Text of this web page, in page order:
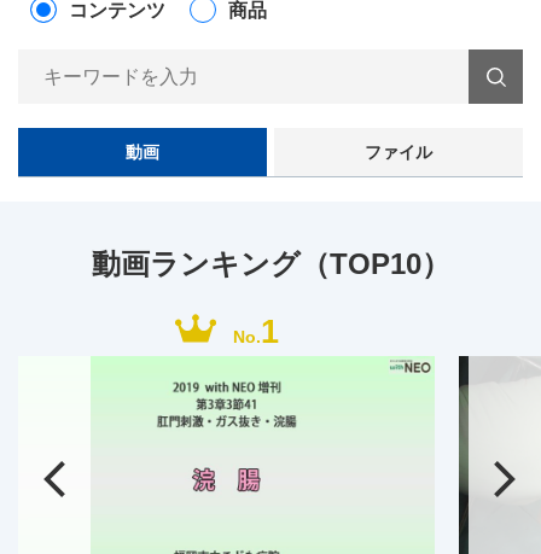
コンテンツ 商品
動画 ファイル
動画ランキング（TOP10）
No.1